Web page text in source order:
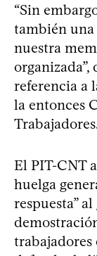
“Sin
también una
nuestra
organizada”,
referencia a
la entonces
El PIT-CNT
huelga
respuesta”
trabajadores